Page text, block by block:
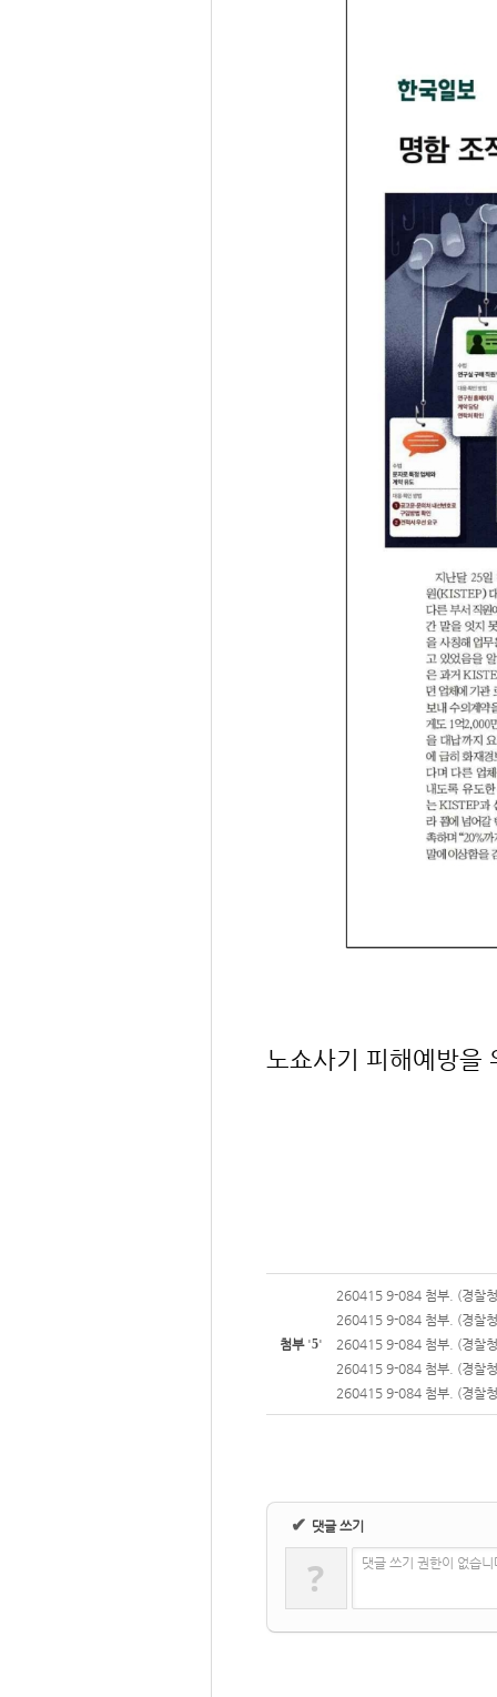
노쇼사기 피해예방을
첨부 '5'
260415 9-084 첨부. (경찰
260415 9-084 첨부. (경찰
260415 9-084 첨부. (경찰
260415 9-084 첨부. (경찰
260415 9-084 첨부. (경찰
✔ 댓글 쓰기
? 댓글 쓰기 권한이 없습